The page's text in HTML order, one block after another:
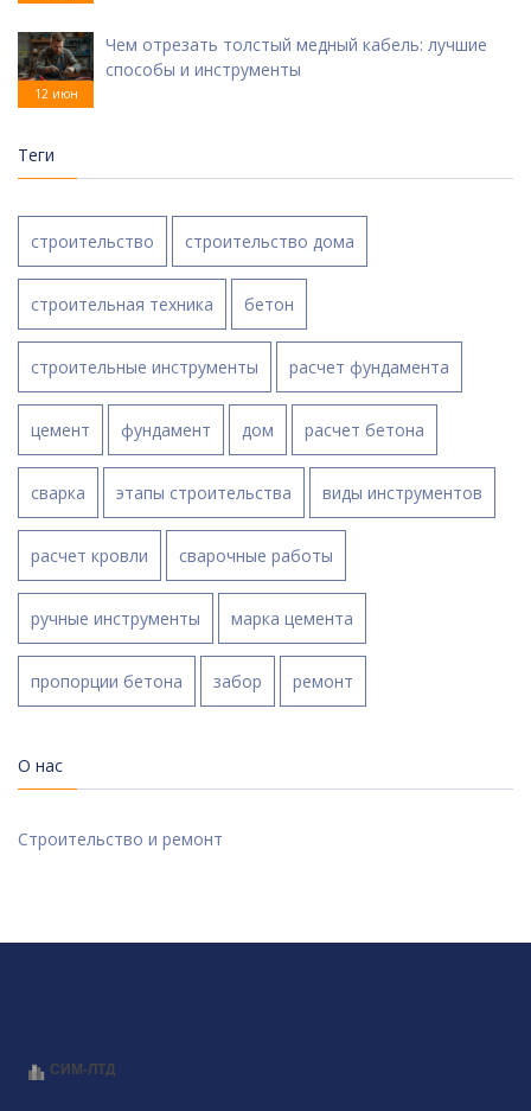
12 июн
Чем отрезать толстый медный кабель: лучшие
способы и инструменты
Теги
строительство строительство дома
строительная техника бетон
строительные инструменты расчет фундамента
цемент фундамент дом расчет бетона
сварка этапы строительства виды инструментов
расчет кровли сварочные работы
ручные инструменты марка цемента
пропорции бетона забор ремонт
О нас
Строительство и ремонт